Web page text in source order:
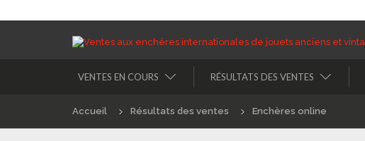
VENTES EN COURS RÉSULTATS DES VENTES
Accueil Résultats des ventes Enchères online